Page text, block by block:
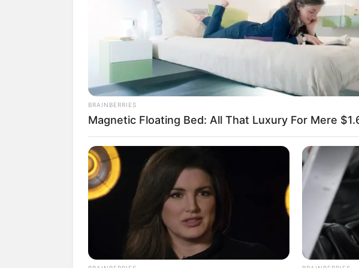
SHARE TWEET SHARE WHATSAPP
Ayu Puspa Anggraeni Putri adalah seorang model, TikToker
Surabaya, Jawa Timur.
Ia populer karena membuat berbagai macam konten di media
follower.
Daftar isi
Karier
Untuk para penggemar dunia sepak bola tanah air, khususnya
Puspa Anggraeni Putri sudah sangat familiar.
Pasalnya, wanita cantik yang satu ini memang maskot bidadari
BRAINBERRIES
Magnetic Floating Bed: All That Luxury For Mere